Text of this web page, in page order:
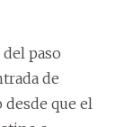
paso
de
que el